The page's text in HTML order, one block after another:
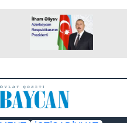
haqqında
Respublikası
bağlı tədbirlər haqqında"
2006-cı il 28